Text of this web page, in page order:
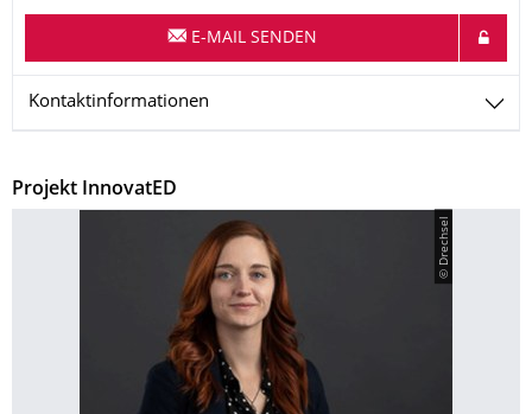
E-MAIL SENDEN
Kontaktinformationen
Projekt InnovatED
© Drechsel